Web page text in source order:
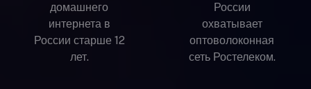
домашнего
интернета в
России старше 12
лет.
России
охватывает
оптоволоконная
сеть Ростелеком.